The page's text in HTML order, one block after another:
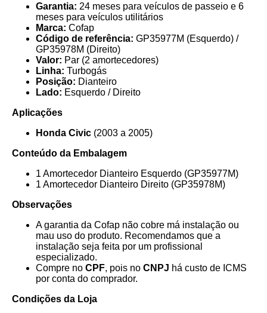
Garantia: 24 meses para veículos de passeio e 6
meses para veículos utilitários
Marca: Cofap
Código de referência: GP35977M (Esquerdo) /
GP35978M (Direito)
Valor: Par (2 amortecedores)
Linha: Turbogás
Posição: Dianteiro
Lado: Esquerdo / Direito
Aplicações
Honda Civic (2003 a 2005)
Conteúdo da Embalagem
1 Amortecedor Dianteiro Esquerdo (GP35977M)
1 Amortecedor Dianteiro Direito (GP35978M)
Observações
A garantia da Cofap não cobre má instalação ou
mau uso do produto. Recomendamos que a
instalação seja feita por um profissional
especializado.
Compre no CPF, pois no CNPJ há custo de ICMS
por conta do comprador.
Condições da Loja